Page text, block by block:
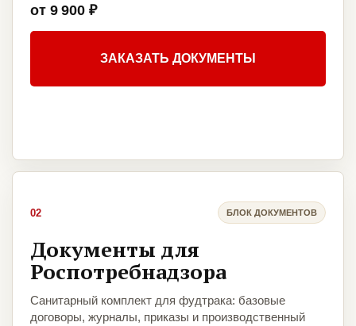
от 9 900 ₽
ЗАКАЗАТЬ ДОКУМЕНТЫ
02 БЛОК ДОКУМЕНТОВ
Документы для
Роспотребнадзора
Санитарный комплект для фудтрака: базовые
договоры, журналы, приказы и производственный